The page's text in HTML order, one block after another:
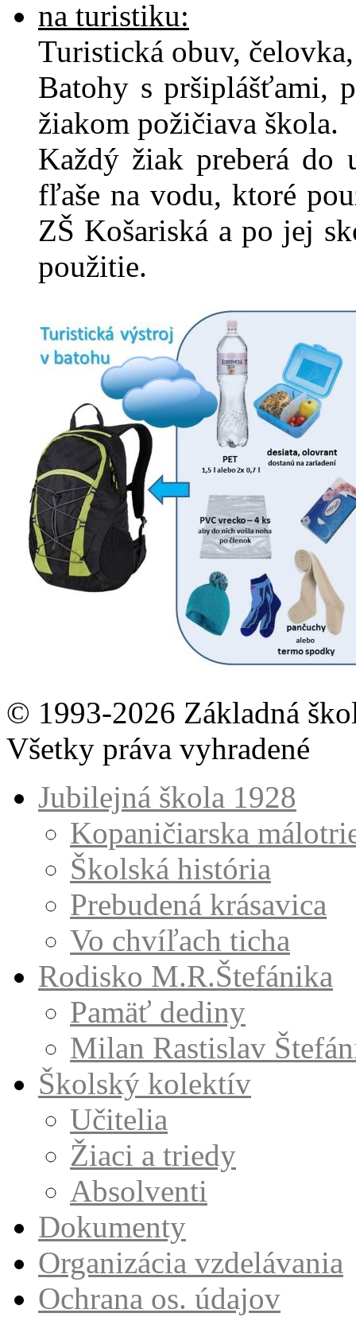
na turistiku:
Turistická obuv,
Batohy s pršiplášťami,
žiakom požičiava škola.
Každý žiak preberá do
fľaše na vodu, ktoré
ZŠ Košariská a po jej
použitie.
© 1993-2026 Základná
Všetky práva vyhradené
Jubilejná škola 1928
Kopaničiarska
Školská história
Prebudená krásavica
Vo chvíľach ticha
Rodisko M.R.Štefánika
Pamäť dediny
Milan Rastislav
Školský kolektív
Učitelia
Žiaci a triedy
Absolventi
Dokumenty
Organizácia vzdelávania
Ochrana os. údajov